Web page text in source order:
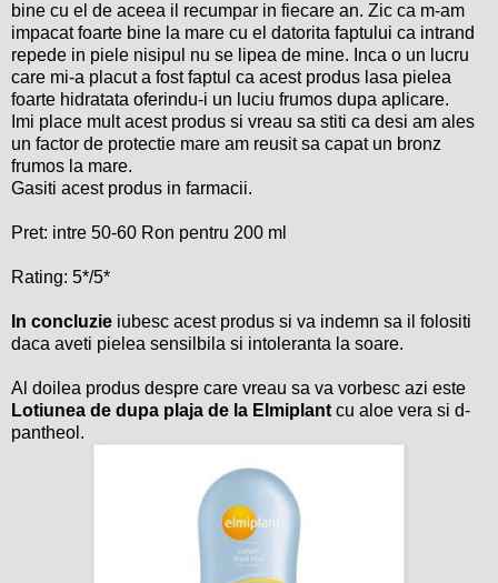
bine cu el de aceea il recumpar in fiecare an. Zic ca m-am
impacat foarte bine la mare cu el datorita faptului ca intrand
repede in piele nisipul nu se lipea de mine. Inca o un lucru
care mi-a placut a fost faptul ca acest produs lasa pielea
foarte hidratata oferindu-i un luciu frumos dupa aplicare.
Imi place mult acest produs si vreau sa stiti ca desi am ales
un factor de protectie mare am reusit sa capat un bronz
frumos la mare.
Gasiti acest produs in farmacii.
Pret: intre 50-60 Ron pentru 200 ml
Rating: 5*/5*
In concluzie iubesc acest produs si va indemn sa il folositi
daca aveti pielea sensilbila si intoleranta la soare.
Al doilea produs despre care vreau sa va vorbesc azi este
Lotiunea de dupa plaja de la Elmiplant cu aloe vera si d-
pantheol.